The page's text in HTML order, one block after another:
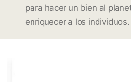
para hacer un bien al
enriquecer a los individuos.